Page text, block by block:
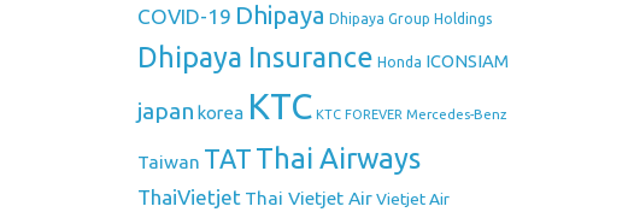
COVID-19 Dhipaya Dhipaya Group Holdings
Dhipaya Insurance Honda ICONSIAM
japan korea KTC KTC FOREVER Mercedes-Benz
Taiwan TAT Thai Airways
ThaiVietjet Thai Vietjet AirVietjet Air